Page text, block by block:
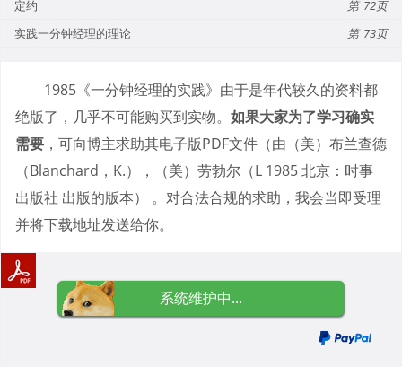
定约
72
实践一分钟经理的理论
73
1985《一分钟经理的实践》由于是年代较久的资料都
绝版了，几乎不可能购买到实物。 如果大家为了学习确实
需要 ，可向博主求助其电子版PDF文件（由（美）布兰查德
（Blanchard，K.），（美）劳勃尔（L 1985 北京：时事
出版社 出版的版本） 。对合法合规的求助，我会当即受理
并将下载地址发送给你。
系统维护中...